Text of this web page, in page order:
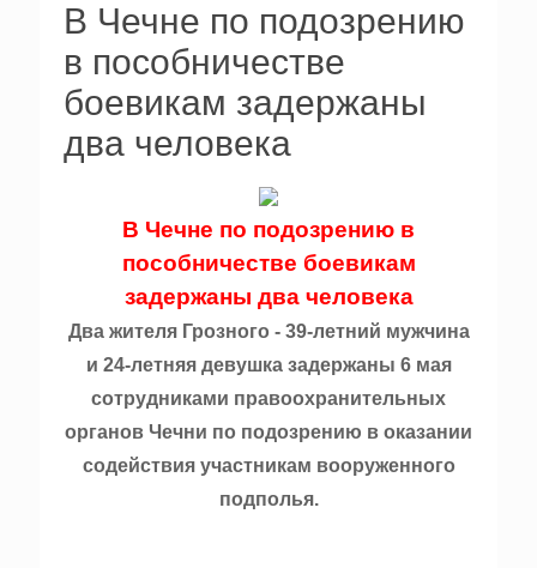
В Чечне по подозрению
в пособничестве
боевикам задержаны
два человека
В Чечне по подозрению в
пособничестве боевикам
задержаны два человека
Два жителя Грозного - 39-летний мужчина
и 24-летняя девушка задержаны 6 мая
сотрудниками правоохранительных
органов Чечни по подозрению в оказании
содействия участникам вооруженного
подполья.